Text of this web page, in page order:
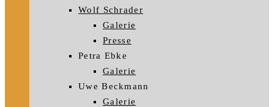
Wolf Schrader
Galerie
Presse
Petra Ebke
Galerie
Uwe Beckmann
Galerie